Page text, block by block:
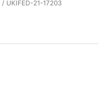
/ UKIFED-21-17203